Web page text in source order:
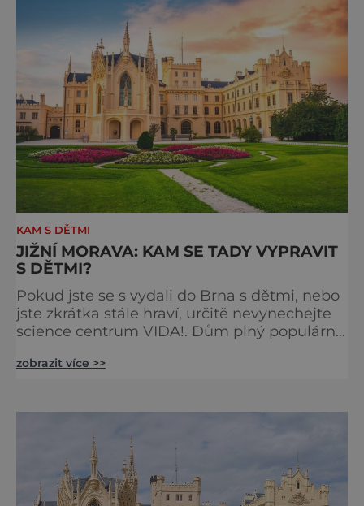
KAM S DĚTMI
JIŽNÍ MORAVA: KAM SE TADY VYPRAVIT
S DĚTMI?
Pokud jste se s vydali do Brna s dětmi, nebo
jste zkrátka stále hraví, určitě nevynechejte
science centrum VIDA!. Dům plný populárně
představuje interaktivní exponáty, které
vlastní stín nebo přijít na kloub záhadě
Bermudského trojúhelníku
zobrazit více >>